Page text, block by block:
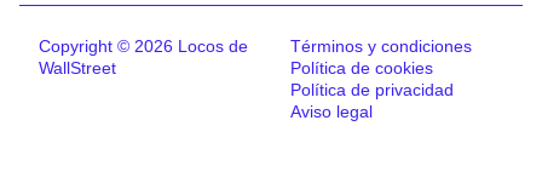
Copyright © 2026 Locos de
WallStreet
Términos y condiciones
Política de cookies
Política de privacidad
Aviso legal